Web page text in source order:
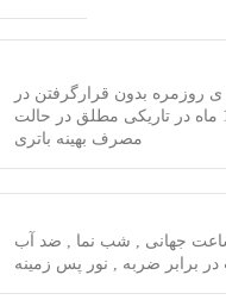
ی روزمره بدون قرارگرفتن در
معرض تابش نور و 19 ماه در تاریکی مطلق در حالت
مصرف بهینه باتری
جهانی , شب‌ نما , ضد آب
برابر ضربه , نور پس زمینه